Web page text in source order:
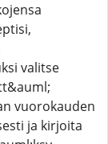
valitse
vuorokauden
ja kirjoita